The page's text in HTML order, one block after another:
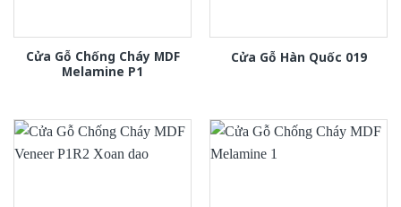
Cửa Gỗ Chống Cháy MDF
Melamine P1
Cửa Gỗ Hàn Quốc 019